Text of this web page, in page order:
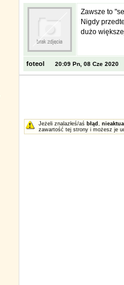
Zawsze to
Nigdy
dużo
foteol 20:09 Pn, 08 Cze 2020
Jeżeli znalazłeś/aś błąd ,
zawartość tej strony i możesz je